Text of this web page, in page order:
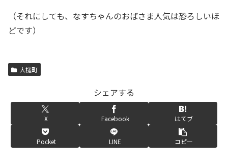
（それにしても、なすちゃんのおばさま人気は恐ろしいほ
どです）
大槌町
シェアする
X Facebook はてブ
Pocket LINE コピー